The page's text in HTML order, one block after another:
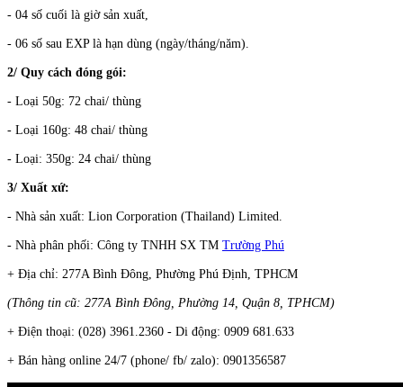
- 04 số cuối là giờ sản xuất,
- 06 số sau EXP là hạn dùng (ngày/tháng/năm).
2/ Quy cách đóng gói:
- Loại 50g: 72 chai/ thùng
- Loại 160g: 48 chai/ thùng
- Loại: 350g: 24 chai/ thùng
3/ Xuất xứ:
- Nhà sản xuất: Lion Corporation (Thailand) Limited.
- Nhà phân phối: Công ty TNHH SX TM Trường Phú
+ Địa chỉ: 277A Bình Đông, Phường Phú Định, TPHCM
(Thông tin cũ: 277A Bình Đông, Phường 14, Quận 8, TPHCM)
+ Điện thoại: (028) 3961.2360 - Di động: 0909 681.633
+ Bán hàng online 24/7 (phone/ fb/ zalo): 0901356587